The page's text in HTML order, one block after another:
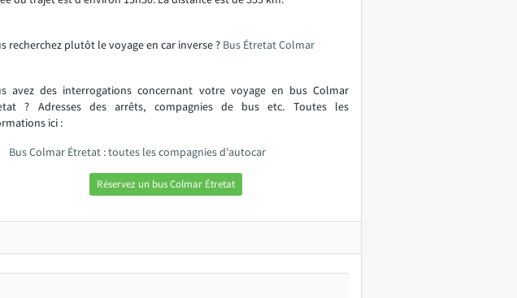
recherchez plutôt le voyage en car inverse ? Bus Étretat Colmar
avez des interrogations concernant votre voyage en bus Colmar
? Adresses des arrêts, compagnies de bus etc. Toutes les
ici :
Bus Colmar Étretat : toutes les compagnies d'autocar
Réservez un bus Colmar Étretat